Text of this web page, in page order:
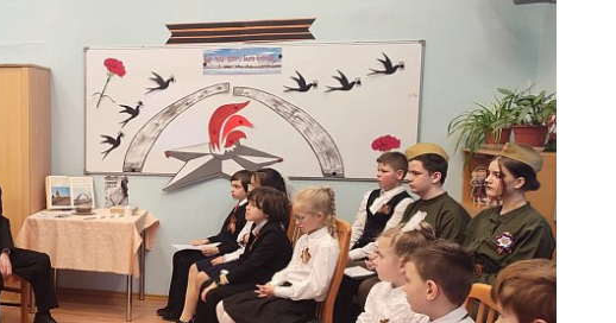
Победы»
-
музей.
форума
воспитательных практик «Классный
час в школьном музее» 22 марта –
13 мая 2022 г.
Виртуальные туры школьных
музеев
Тематические выставки
Образовательные программы
Смены во Всероссийских Детских
центрах
Молодежный историко-культурный
форум «Истоки»